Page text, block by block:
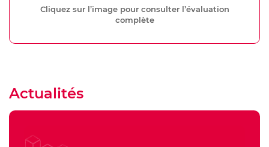
Cliquez sur l’image pour consulter l’évaluation
complète
Actualités